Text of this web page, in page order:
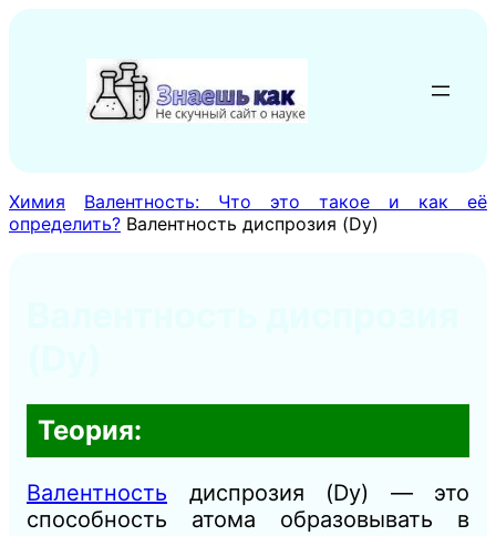
содержимому
Химия
Валентность: Что это такое и как её
определить? Валентность диспрозия (Dy)
Теория:
Валентность диспрозия (Dy) — это
способность атома образовывать в